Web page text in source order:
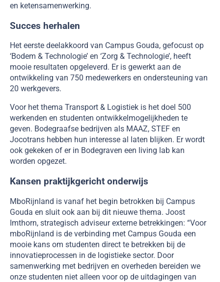
en ketensamenwerking.
Succes herhalen
Het eerste deelakkoord van Campus Gouda, gefocust op
‘Bodem & Technologie’ en ‘Zorg & Technologie’, heeft
mooie resultaten opgeleverd. Er is gewerkt aan de
ontwikkeling van 750 medewerkers en ondersteuning van
20 werkgevers.
Voor het thema Transport & Logistiek is het doel 500
werkenden en studenten ontwikkelmogelijkheden te
geven. Bodegraafse bedrijven als MAAZ, STEF en
Jocotrans hebben hun interesse al laten blijken. Er wordt
ook gekeken of er in Bodegraven een living lab kan
worden opgezet.
Kansen praktijkgericht onderwijs
MboRijnland is vanaf het begin betrokken bij Campus
Gouda en sluit ook aan bij dit nieuwe thema. Joost
Imthorn, strategisch adviseur externe betrekkingen: “Voor
mboRijnland is de verbinding met Campus Gouda een
mooie kans om studenten direct te betrekken bij de
innovatieprocessen in de logistieke sector. Door
samenwerking met bedrijven en overheden bereiden we
onze studenten niet alleen voor op de uitdagingen van